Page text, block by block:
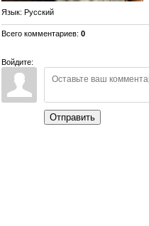
Язык: Русский
Всего комментариев: 0
Войдите:
Отправить